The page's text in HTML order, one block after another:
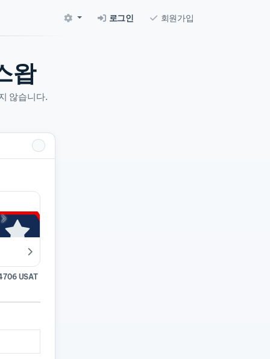
로그인 회원가입
왑
않습니다.
USAT